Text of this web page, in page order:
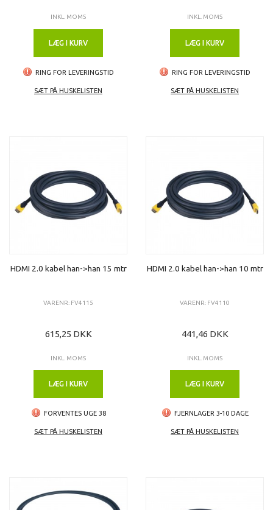
INKL. MOMS
LÆG I KURV
RING FOR LEVERINGSTID
SÆT PÅ HUSKELISTEN
INKL. MOMS
LÆG I KURV
RING FOR LEVERINGSTID
SÆT PÅ HUSKELISTEN
HDMI 2.0 kabel han->han 15 mtr
VARENR: FV4115
615,25 DKK
INKL. MOMS
LÆG I KURV
FORVENTES UGE 38
SÆT PÅ HUSKELISTEN
HDMI 2.0 kabel han->han 10 mtr
VARENR: FV4110
441,46 DKK
INKL. MOMS
LÆG I KURV
FJERNLAGER 3-10 DAGE
SÆT PÅ HUSKELISTEN